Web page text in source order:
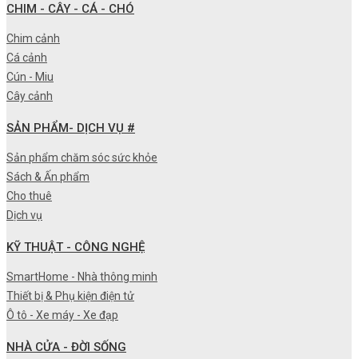
CHIM - CÂY - CÁ - CHÓ
Chim cảnh
Cá cảnh
Cún - Miu
Cây cảnh
SẢN PHẨM- DỊCH VỤ #
Sản phẩm chăm sóc sức khỏe
Sách & Ấn phẩm
Cho thuê
Dịch vụ
KỸ THUẬT - CÔNG NGHỆ
SmartHome - Nhà thông minh
Thiết bị & Phụ kiện điện tử
Ô tô - Xe máy - Xe đạp
NHÀ CỬA - ĐỜI SỐNG